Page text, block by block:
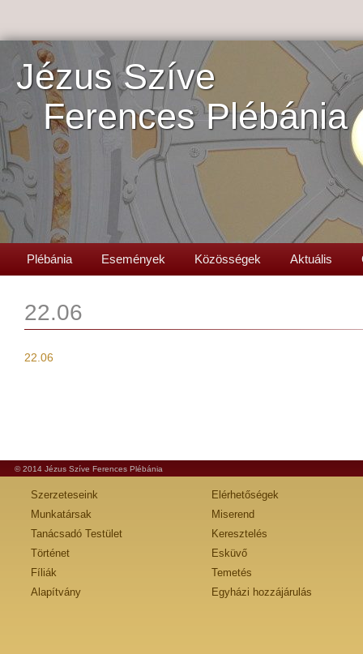
Jézus Szíve
Ferences Plébánia
Plébánia Események Közösségek Aktuális
22.06
22.06
© 2014 Jézus Szíve Ferences Plébánia
Szerzeteseink
Munkatársak
Tanácsadó Testület
Történet
Fíliák
Alapítvány
Elérhetőségek
Miserend
Keresztelés
Esküvő
Temetés
Egyházi hozzájárulás